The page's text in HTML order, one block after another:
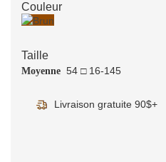
Couleur
Taille
Moyenne 54 □ 16-145
Livraison gratuite 90$+